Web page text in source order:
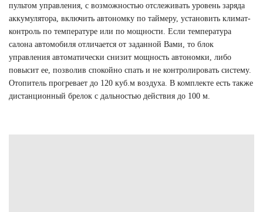
пультом управления, с возможностью отслеживать уровень заряда
аккумулятора, включить автономку по таймеру, установить климат-
контроль по температуре или по мощности. Если температура
салона автомобиля отличается от заданной Вами, то блок
управления автоматически снизит мощность автономки, либо
повысит ее, позволив спокойно спать и не контролировать систему.
Отопитель прогревает до 120 куб.м воздуха. В комплекте есть также
дистанционный брелок с дальностью действия до 100 м.